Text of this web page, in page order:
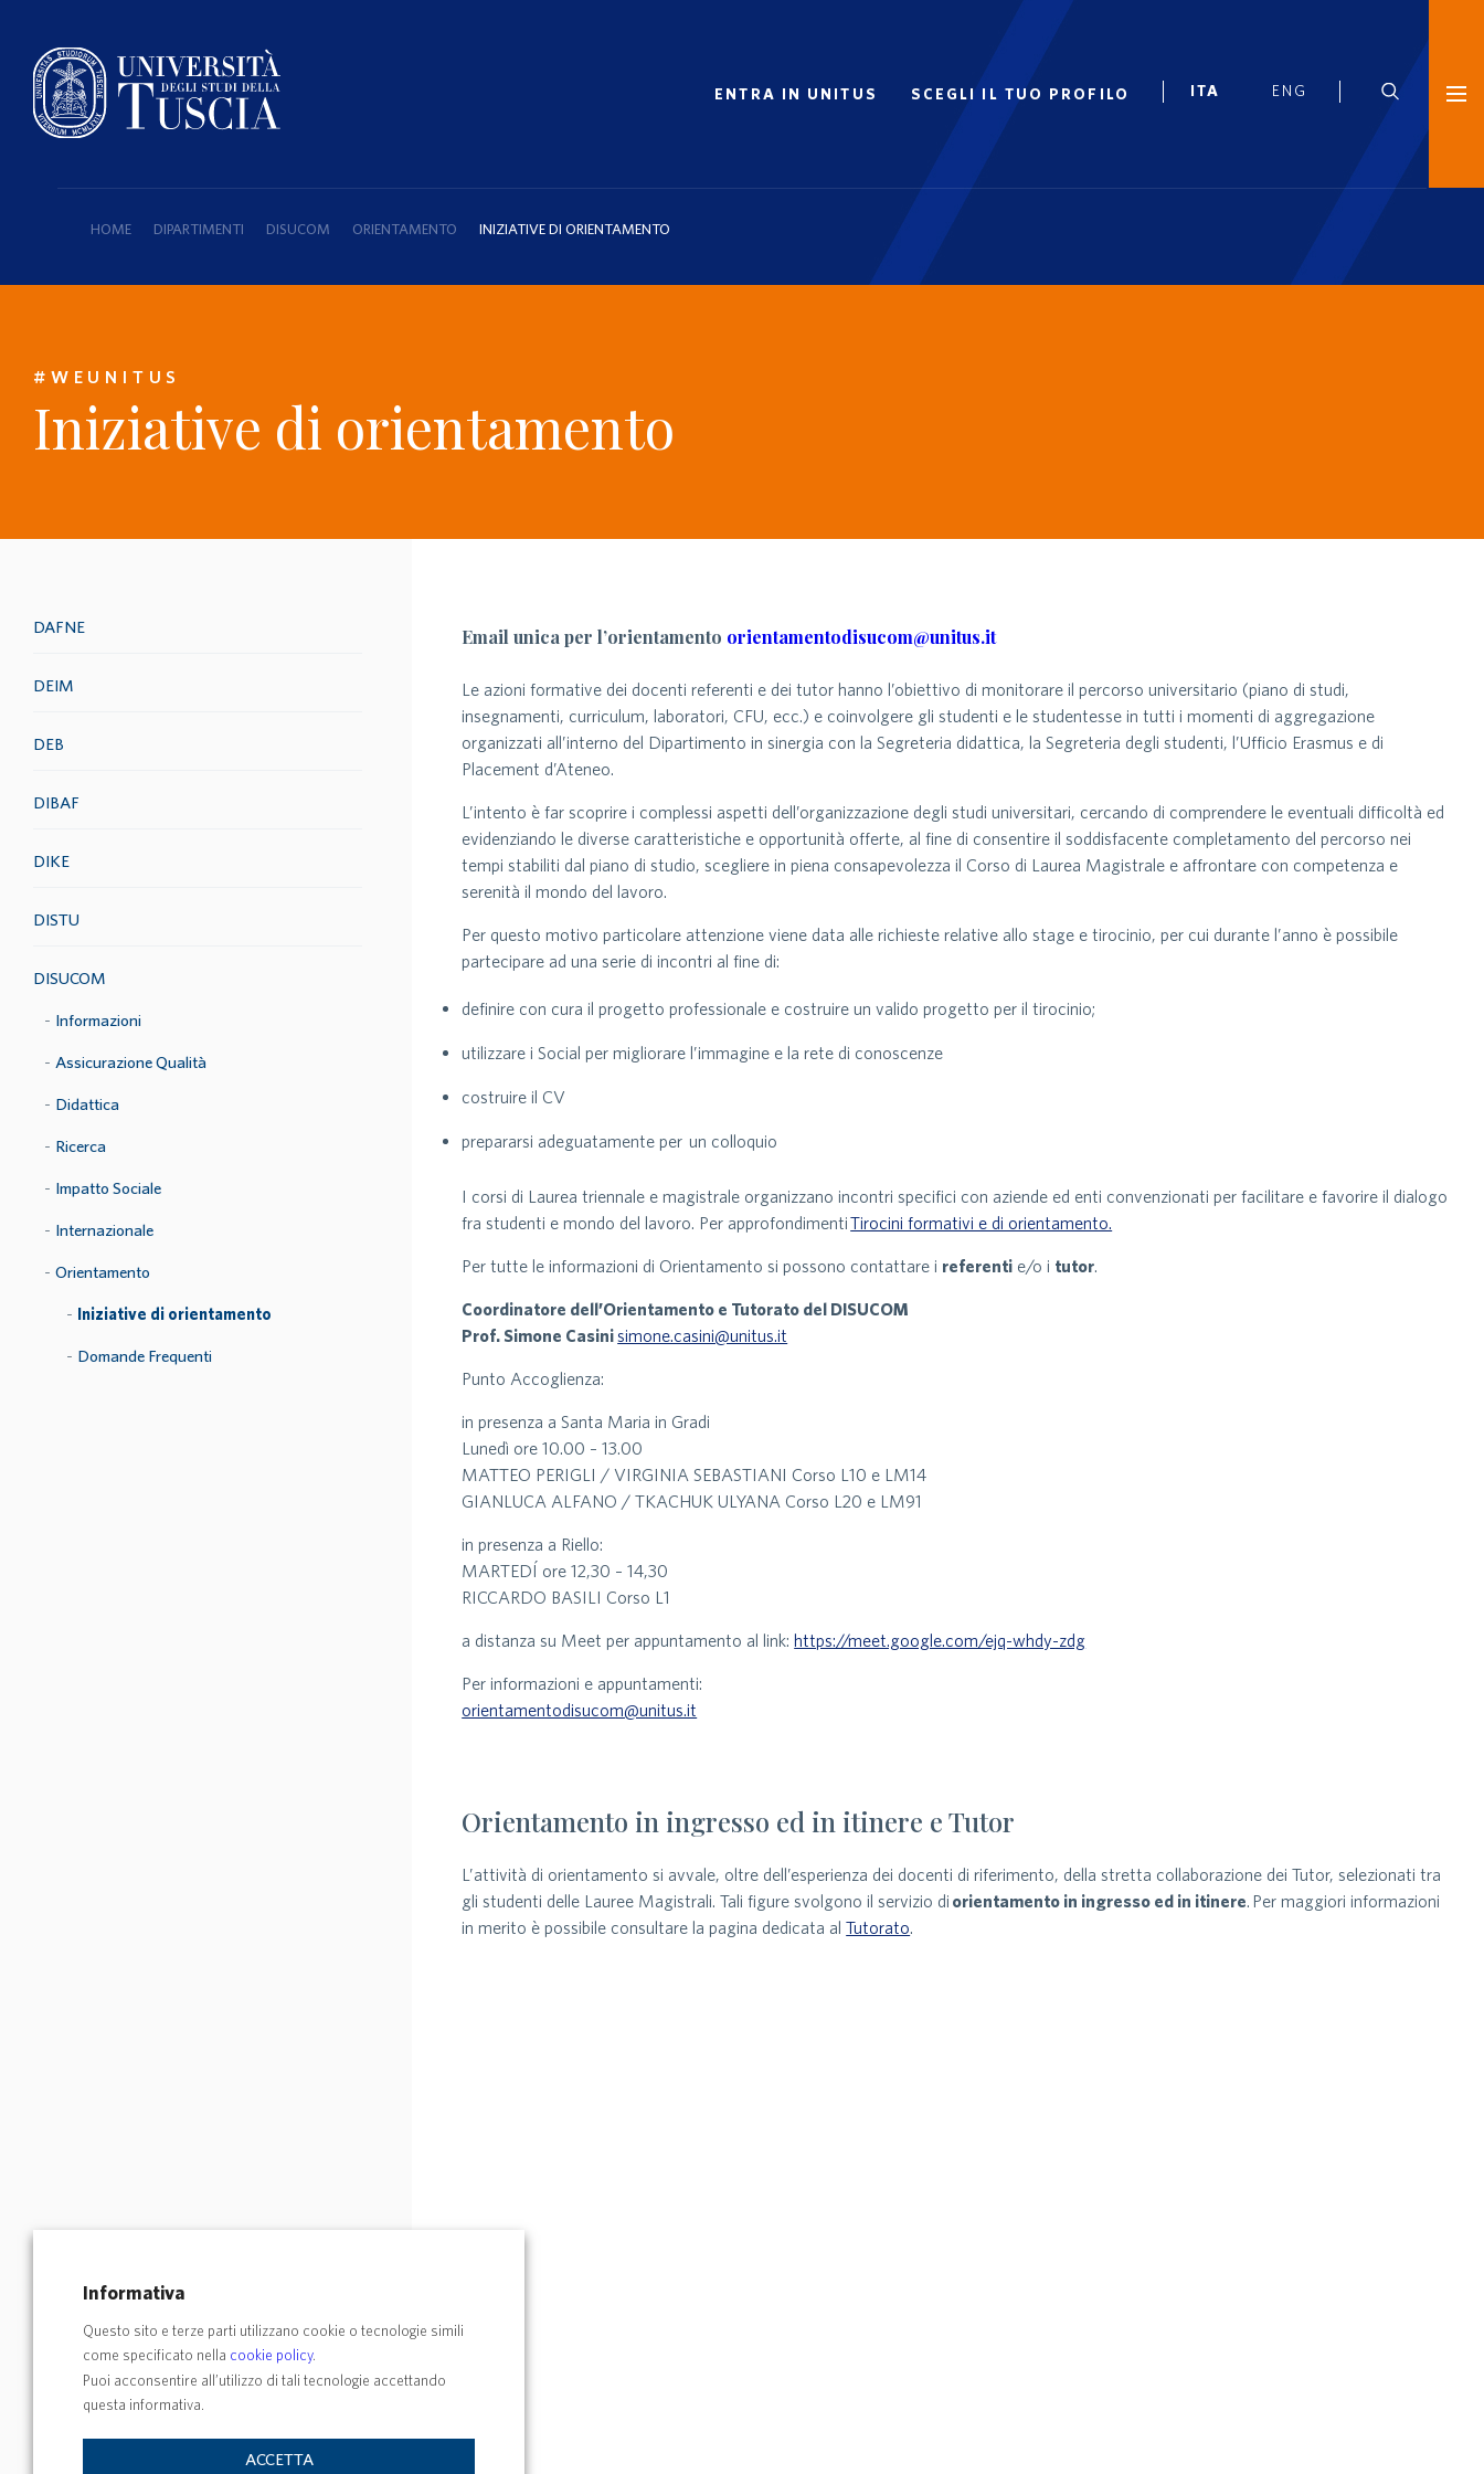
ENTRA IN UNITUS SCEGLI IL TUO PROFILO
HOME DIPARTIMENTI DISUCOM ORIENTAMENTO INIZIATIVE DI ORIENTAMENTO
#WEUNITUS
Iniziative di orientamento
DAFNE
DEIM
DEB
DIBAF
DIKE
DISTU
DISUCOM
Informazioni
Assicurazione Qualità
Didattica
Ricerca
Impatto Sociale
Internazionale
Orientamento
Iniziative di orientamento
Domande Frequenti
Email unica per l’orientamento orientamentodisucom@unitus.it
Le azioni formative dei docenti referenti e dei tutor hanno l’obiettivo di monitorare il percorso universitario (piano di studi,
insegnamenti, curriculum, laboratori, CFU, ecc.) e coinvolgere gli studenti e le studentesse in tutti i momenti di aggregazione
organizzati all’interno del Dipartimento in sinergia con la Segreteria didattica, la Segreteria degli studenti, l’Ufficio Erasmus e di
Placement d’Ateneo.
L’intento è far scoprire i complessi aspetti dell’organizzazione degli studi universitari, cercando di comprendere le eventuali difficoltà ed
evidenziando le diverse caratteristiche e opportunità offerte, al fine di consentire il soddisfacente completamento del percorso nei
tempi stabiliti dal piano di studio, scegliere in piena consapevolezza il Corso di Laurea Magistrale e affrontare con competenza e
serenità il mondo del lavoro.
Per questo motivo particolare attenzione viene data alle richieste relative allo stage e tirocinio, per cui durante l’anno è possibile
partecipare ad una serie di incontri al fine di:
definire con cura il progetto professionale e costruire un valido progetto per il tirocinio;
utilizzare i Social per migliorare l’immagine e la rete di conoscenze
costruire il CV
prepararsi adeguatamente per un colloquio
I corsi di Laurea triennale e magistrale organizzano incontri specifici con aziende ed enti convenzionati per facilitare e favorire il dialogo
fra studenti e mondo del lavoro. Per approfondimentiTirocini formativi e di orientamento.
Per tutte le informazioni di Orientamento si possono contattare i referenti e/o i tutor.
Coordinatore dell’Orientamento e Tutorato del DISUCOM
Prof. Simone Casinisimone.casini@unitus.it
Punto Accoglienza:
in presenza a Santa Maria in Gradi
Lunedì ore 10.00 – 13.00
MATTEO PERIGLI / VIRGINIA SEBASTIANI Corso L10 e LM14
GIANLUCA ALFANO / TKACHUK ULYANA Corso L20 e LM91
in presenza a Riello:
MARTEDÍ ore 12,30 – 14,30
RICCARDO BASILI Corso L1
a distanza su Meet per appuntamento al link:https://meet.google.com/ejq-whdy-zdg
Per informazioni e appuntamenti:
orientamentodisucom@unitus.it
Orientamento in ingresso ed in itinere e Tutor
L’attività di orientamento si avvale, oltre dell’esperienza dei docenti di riferimento, della stretta collaborazione dei Tutor, selezionati tra
gli studenti delle Lauree Magistrali. Tali figure svolgono il servizio di orientamento in ingresso ed in itinere. Per maggiori informazioni
in merito è possibile consultare la pagina dedicata alTutorato.
Informativa
Questo sito e terze parti utilizzano cookie o tecnologie simili
come specificato nella cookie policy.
Puoi acconsentire all’utilizzo di tali tecnologie accettando
questa informativa.
ACCETTA